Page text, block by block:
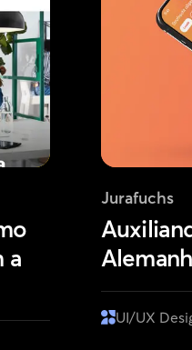
a
Jurafuchs
UI/UX